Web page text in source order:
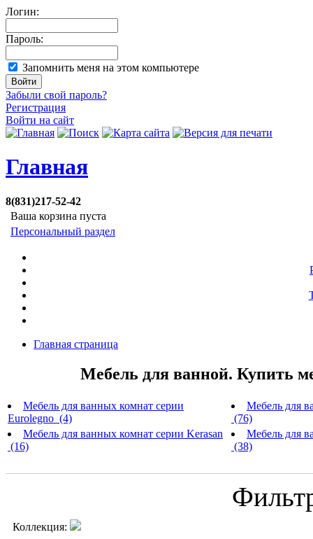
Логин:
Пароль:
Запомнить меня на этом компьютере
Забыли свой пароль?
Регистрация
Войти на сайт
Главная
8(831)217-52-42
Ваша корзина пуста
Персональный раздел
Главная страница
Мебель для ванной. Купить
Мебель для ванных комнат серии
Eurolegno (4)
Мебель для
(76)
Мебель для ванных комнат серии Kerasan
(16)
Мебель для
(38)
Коллекция: